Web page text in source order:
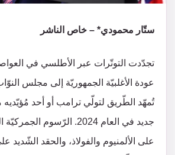
ستّار محمودي* – خاص الناشر
تجدّدت التوتّرات عبر الأطلسي في
عودة الأغلبيّة الجمهوريّة إلى مجلس
تُمهّد الطّريق لتولّي ترامب أو أحد
جديد في العام 2024. الرّسوم
على الألمنيوم والفولاذ، والحقد الشّديد